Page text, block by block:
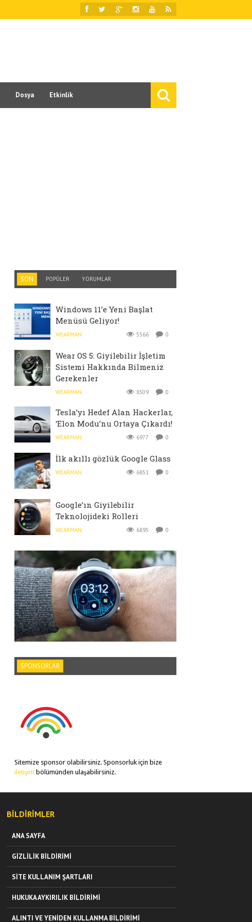
Dosya Etkinlik
SON POPÜLER YORUMLAR
Windows 11’e Yeni Başlat
Menüsü Geliyor!
WEARMAN 5566 0
Wear OS 5: Giyilebilir İşletim
Sistemi Hakkında Bilmeniz
Gerekenler
WEARMAN 8509 0
Tesla’yı Hedef Alan Hackerlar,
‘Elon Modu’nu Ortaya Çıkardı!
WEARMAN 6977 0
İlk akıllı gözlük Google Glass
WEARMAN 6851 0
Google’ın Giyilebilir
Teknolojideki Rolleri
WEARMAN 6895 0
SPONSORLAR
Sitemize sponsor olabilirsiniz. Sponsorluk için bize
iletişim bölümünden ulaşabilirsiniz.
BILDIRIMLER
ANA SAYFA
GIZLILIK BILDIRIMI
SITE KULLANIM ŞARTLARI
HUKUKA AYKIRILIK BILDIRIMI
ALINTI VE YENIDEN KULLANMA BILDIRIMI